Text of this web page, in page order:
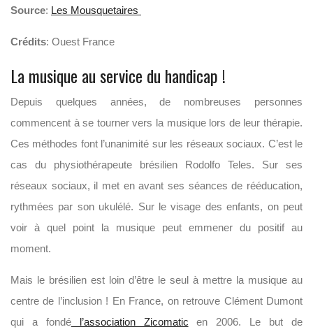
Source: Les Mousquetaires
Crédits: Ouest France
La musique au service du handicap !
Depuis quelques années, de nombreuses personnes
commencent à se tourner vers la musique lors de leur thérapie.
Ces méthodes font l’unanimité sur les réseaux sociaux. C’est le
cas du physiothérapeute brésilien Rodolfo Teles. Sur ses
réseaux sociaux, il met en avant ses séances de rééducation,
rythmées par son ukulélé. Sur le visage des enfants, on peut
voir à quel point la musique peut emmener du positif au
moment.
Mais le brésilien est loin d’être le seul à mettre la musique au
centre de l’inclusion ! En France, on retrouve Clément Dumont
qui a fondél’association Zicomatic en 2006. Le but de